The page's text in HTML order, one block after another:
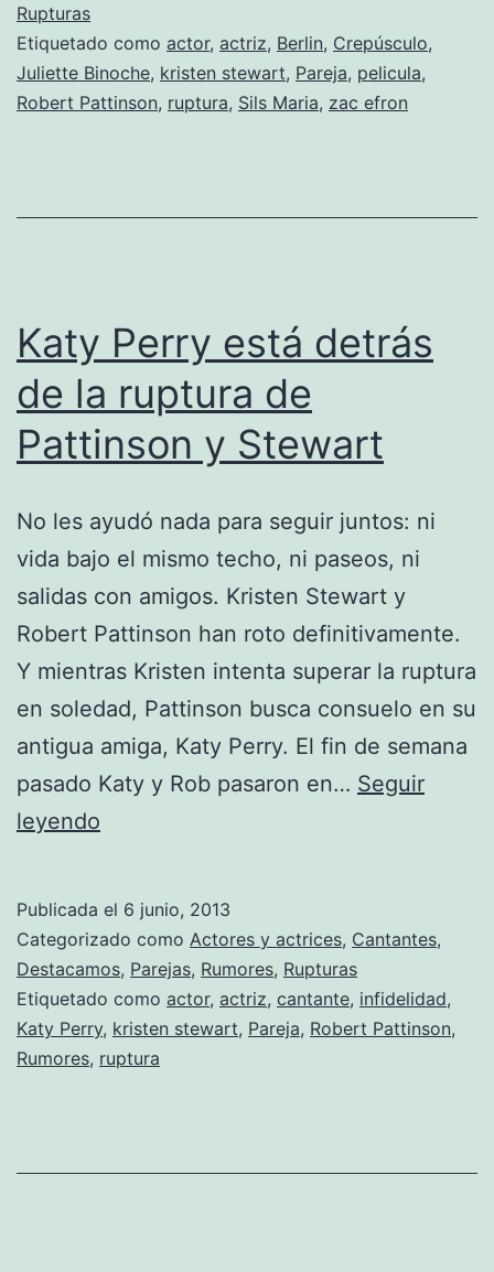
hablan
Rupturas
Etiquetado como actor, actriz, Berlin, Crepúsculo,
Juliette Binoche, kristen stewart, Pareja, pelicula,
Robert Pattinson, ruptura, Sils Maria, zac efron
Katy Perry está detrás
de la ruptura de
Pattinson y Stewart
No les ayudó nada para seguir juntos: ni
vida bajo el mismo techo, ni paseos, ni
salidas con amigos. Kristen Stewart y
Robert Pattinson han roto definitivamente.
Y mientras Kristen intenta superar la ruptura
en soledad, Pattinson busca consuelo en su
antigua amiga, Katy Perry. El fin de semana
pasado Katy y Rob pasaron en… Seguir
leyendo
detrás
de
la
ruptura
Publicada el 6 junio, 2013
Categorizado como Actores y actrices, Cantantes,
Destacamos, Parejas, Rumores, Rupturas
Etiquetado como actor, actriz, cantante, infidelidad,
Katy Perry, kristen stewart, Pareja, Robert Pattinson,
Rumores, ruptura